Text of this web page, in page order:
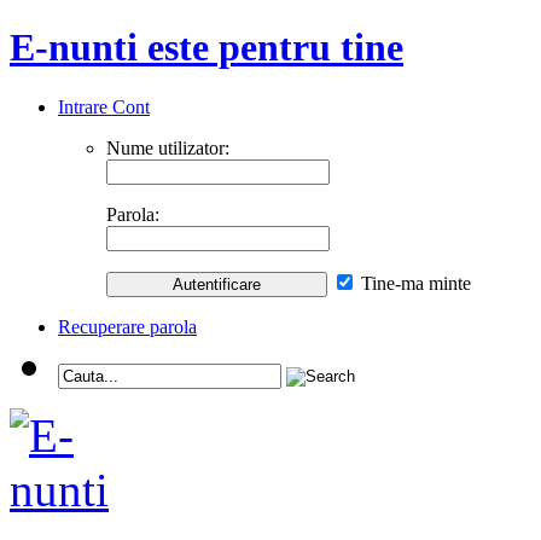
E-nunti este pentru tine
Intrare Cont
Nume utilizator:
Parola:
Tine-ma minte
Recuperare parola